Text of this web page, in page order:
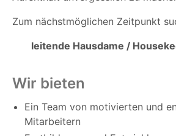
Zum nächstmöglichen Zeitpunkt
leitende Hausdame /
Wir bieten
Ein Team von motivierten und
Mitarbeitern